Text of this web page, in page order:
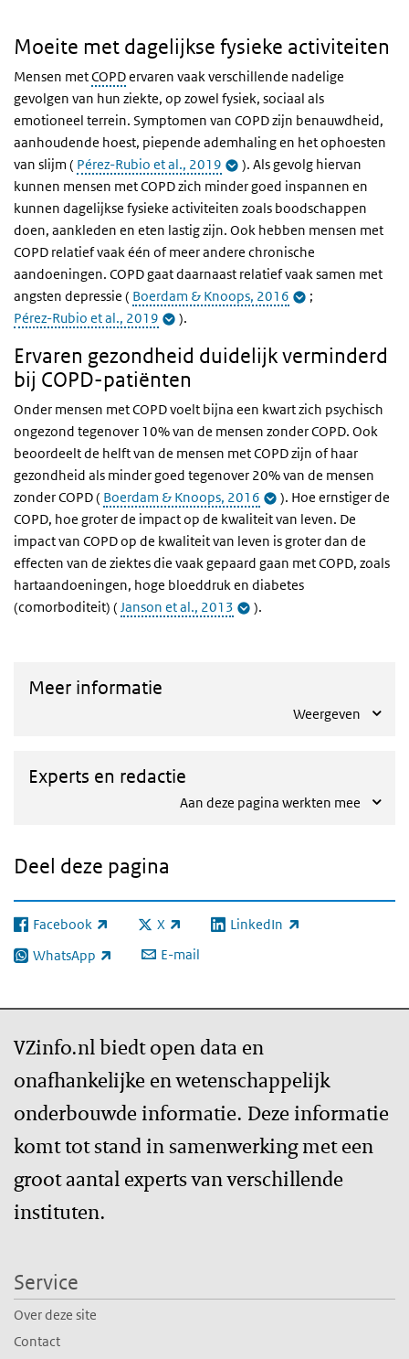
Moeite met dagelijkse fysieke activiteiten
Mensen metCOPDervaren vaak verschillende nadelige
gevolgen van hun ziekte, op zowel fysiek, sociaal als
emotioneel terrein. Symptomen van COPD zijn benauwdheid,
aanhoudende hoest, piepende ademhaling en het ophoesten
van slijm ( Pérez-Rubio et al., 2019
). Als gevolg hiervan
kunnen mensen met COPD zich minder goed inspannen en
kunnen dagelijkse fysieke activiteiten zoals boodschappen
doen, aankleden en eten lastig zijn. Ook hebben mensen met
COPD relatief vaak één of meer andere chronische
aandoeningen. COPD gaat daarnaast relatief vaak samen met
angsten depressie ( Boerdam & Knoops, 2016
;
Pérez-Rubio et al., 2019
).
Ervaren gezondheid duidelijk verminderd
bij COPD-patiënten
Onder mensen met COPD voelt bijna een kwart zich psychisch
ongezond tegenover 10% van de mensen zonder COPD. Ook
beoordeelt de helft van de mensen met COPD zijn of haar
gezondheid als minder goed tegenover 20% van de mensen
zonder COPD ( Boerdam & Knoops, 2016
). Hoe ernstiger de
COPD, hoe groter de impact op de kwaliteit van leven. De
impact van COPD op de kwaliteit van leven is groter dan de
effecten van de ziektes die vaak gepaard gaan met COPD, zoals
hartaandoeningen, hoge bloeddruk en diabetes
(comorboditeit) ( Janson et al., 2013 ).
Meer informatie
Weergeven
Experts en redactie
Aan deze pagina werkten mee
Deel deze pagina
Facebook
(externe link) X
(externe link) LinkedIn
(externe link)
WhatsApp
(externe link) E-mail
VZinfo.nl biedt open data en
onafhankelijke en wetenschappelijk
onderbouwde informatie. Deze informatie
komt tot stand in samenwerking met een
groot aantal experts van verschillende
instituten.
Service
Over deze site
Contact